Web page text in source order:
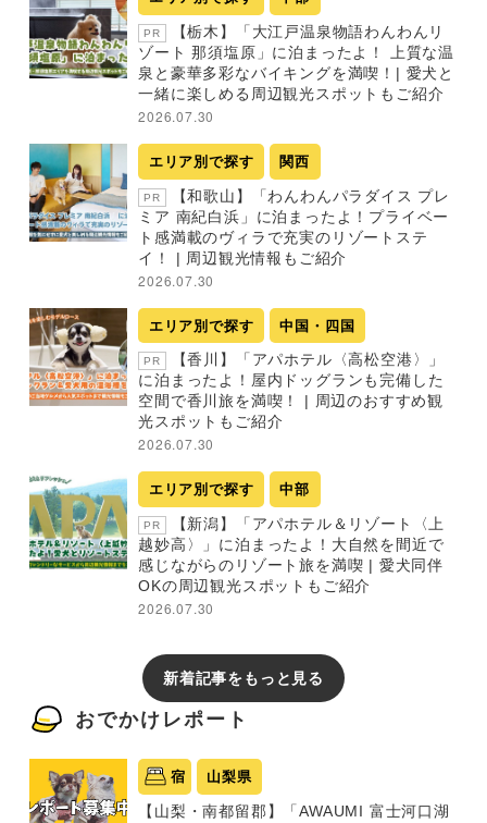
PR
【栃木】「大江戸温泉物語わんわんリ
ゾート 那須塩原」に泊まったよ！ 上質な温
泉と豪華多彩なバイキングを満喫！| 愛犬と
一緒に楽しめる周辺観光スポットもご紹介
2026.07.30
エリア別で探す 関西
PR
【和歌山】「わんわんパラダイス プレ
ミア 南紀白浜」に泊まったよ！プライベー
ト感満載のヴィラで充実のリゾートステ
イ！ | 周辺観光情報もご紹介
2026.07.30
エリア別で探す 中国・四国
PR
【香川】「アパホテル〈高松空港〉」
に泊まったよ！屋内ドッグランも完備した
空間で香川旅を満喫！ | 周辺のおすすめ観
光スポットもご紹介
2026.07.30
エリア別で探す 中部
PR
【新潟】「アパホテル＆リゾート〈上
越妙高〉」に泊まったよ！大自然を間近で
感じながらのリゾート旅を満喫 | 愛犬同伴
OKの周辺観光スポットもご紹介
2026.07.30
新着記事をもっと見る
おでかけレポート
宿 山梨県
【山梨・南都留郡】「AWAUMI 富士河口湖